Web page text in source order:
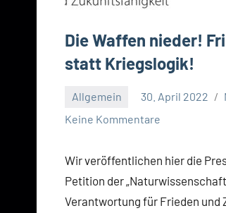
Die Waffen nieder!
statt Kriegslogik!
Allgemein 30. April 2022
Keine Kommentare
Wir veröffentlichen hier die
Petition der
Verantwortung für Frieden und